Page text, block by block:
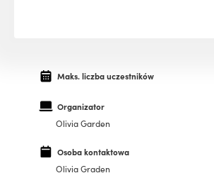
Maks. liczba uczestników
Organizator
Olivia Garden
Osoba kontaktowa
Olivia Graden